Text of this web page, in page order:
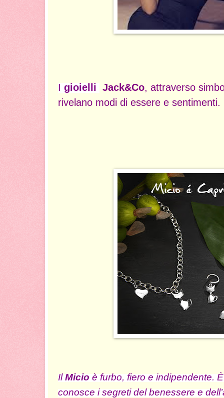
I gioielli Jack&Co, attraverso
rivelano modi di essere e sentimenti.
IlMicioè furbo, fiero e indipendente.
conosce i segreti del benessere e